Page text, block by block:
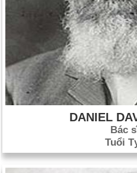
DANIEL
Bác
Tuổi